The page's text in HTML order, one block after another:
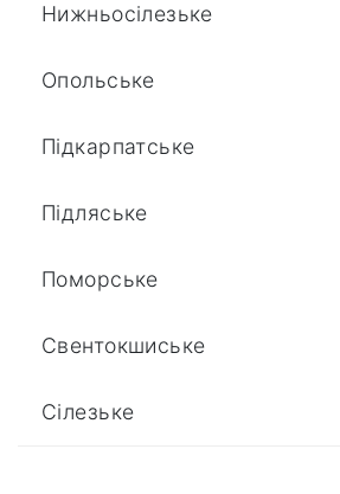
Нижньосілезьке
Опольське
Підкарпатське
Підляське
Поморське
Свентокшиське
Сілезьке